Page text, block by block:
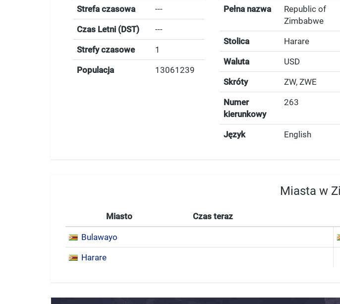
Strefa czasowa ---
Czas Letni (DST) ---
Strefy czasowe 1
Populacja 13061239
Pełna nazwa
Republic of
Zimbabwe
Stolica Harare
Waluta USD
Skróty ZW, ZWE
Numer
kierunkowy
263
Język English
Miasta w
Miasto Czas teraz
Bulawayo
Harare